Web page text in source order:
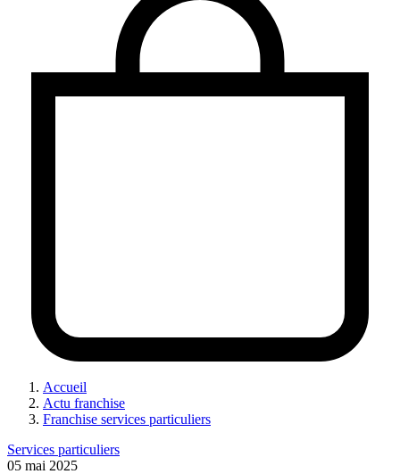
Accueil
Actu franchise
Franchise services particuliers
Services particuliers
05 mai 2025